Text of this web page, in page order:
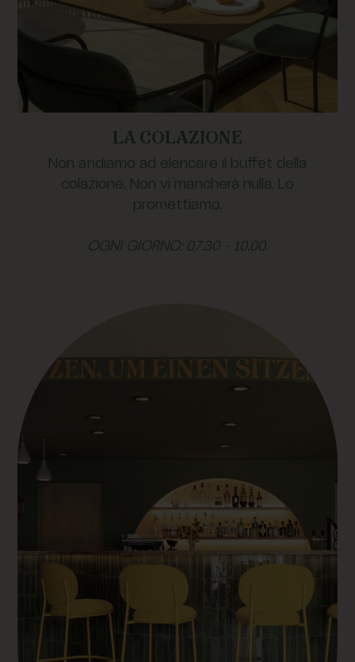
LA COLAZIONE
Non andiamo ad elencare il buffet della
colazione. Non vi mancherà nulla. Lo
promettiamo.
OGNI GIORNO: 07.30 - 10.00.